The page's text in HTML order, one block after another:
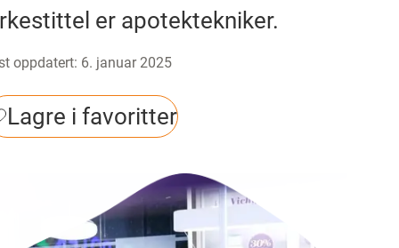
er apotektekniker.
oppdatert: 6. januar 2025
Lagre i favoritter